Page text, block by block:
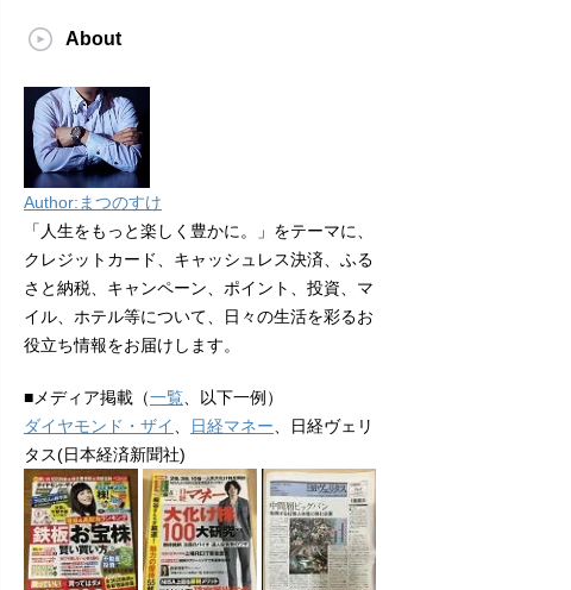
About
Author:まつのすけ
「人生をもっと楽しく豊かに。」をテーマに、
クレジットカード、キャッシュレス決済、ふる
さと納税、キャンペーン、ポイント、投資、マ
イル、ホテル等について、日々の生活を彩るお
役立ち情報をお届けします。
■メディア掲載（一覧 、以下一例）
ダイヤモンド・ザイ
日経マネー 、日経ヴェリ
タス(日本経済新聞社)